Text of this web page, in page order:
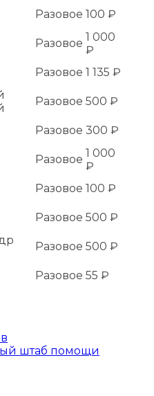
Разовое 100 ₽
Разовое 1 000
₽
Разовое 1 135 ₽
Разовое 500 ₽
Разовое 300 ₽
Разовое 1 000
₽
Разовое 100 ₽
Разовое 500 ₽
Разовое 500 ₽
Разовое 55 ₽
штаб помощи